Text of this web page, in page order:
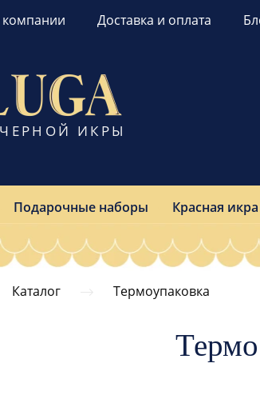
Доставка и оплата
ИКРЫ
Подарочные наборы Красная икра
Каталог Термоупаковка